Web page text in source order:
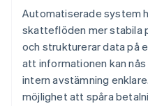
Automatiserade system
skatteflöden mer stabila
och strukturerar data på
att informationen kan
intern avstämning
möjlighet att spåra